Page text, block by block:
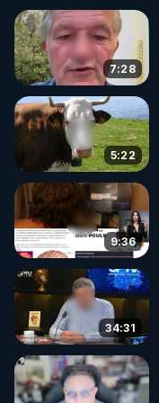
🌱 INSTAGRAM
https://
http://rgnr.li/
🌱 LA
Pour ne pas rater
http://rgnr.li/news
🌱 VIDÉOS NON
Toutes les vidéos
http://rgnr.li/odysee
🌱 LES STAGES
7:28
5:22
9:36
34:31